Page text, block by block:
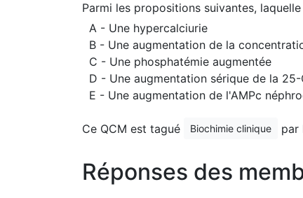
Parmi les propositions suivantes,
A - Une hypercalciurie
B - Une augmentation de la
C - Une phosphatémie augmentée
D - Une augmentation sérique de la
E - Une augmentation de l'AMPc
Ce QCM est tagué Biochimie clinique par
Réponses des